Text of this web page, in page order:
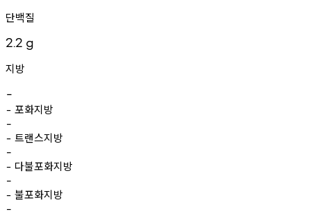
단백질
2.2 g
지방
-
- 포화지방
-
- 트랜스지방
-
- 다불포화지방
-
- 불포화지방
-